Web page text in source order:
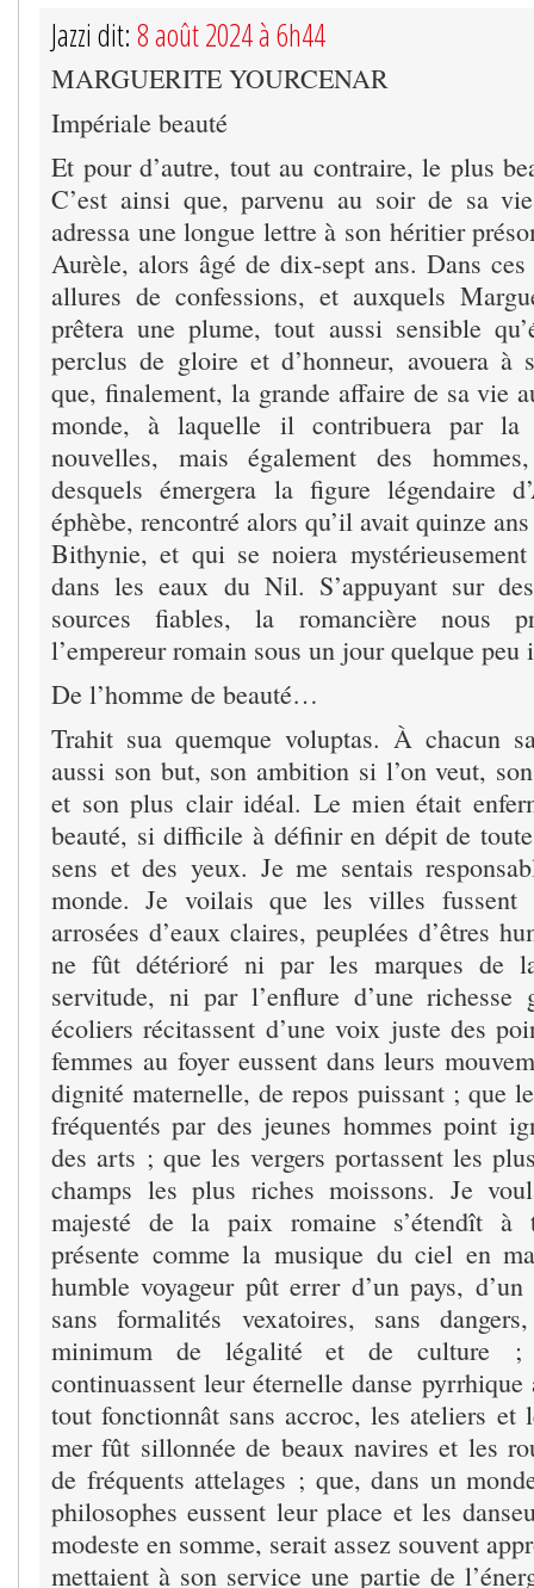
Jazzi dit: 8 août 2024 à 6h44
MARGUERITE YOURCENAR
Impériale beauté
Et pour d’autre, tout au contraire, le plus
C’est ainsi que, parvenu au soir de sa
adressa une longue lettre à son héritier
Aurèle, alors âgé de dix-sept ans. Dans
allures de confessions, et auxquels
prêtera une plume, tout aussi sensible
perclus de gloire et d’honneur, avouera à
que, finalement, la grande affaire de sa vie
monde, à laquelle il contribuera par
nouvelles, mais également des
desquels émergera la figure légendaire
éphèbe, rencontré alors qu’il avait quinze
Bithynie, et qui se noiera
dans les eaux du Nil. S’appuyant sur
sources fiables, la romancière nous
l’empereur romain sous un jour quelque peu
De l’homme de beauté…
Trahit sua quemque voluptas. À chacun
aussi son but, son ambition si l’on veut,
et son plus clair idéal. Le mien était
beauté, si difficile à définir en dépit de
sens et des yeux. Je me sentais
monde. Je voilais que les villes fussent
arrosées d’eaux claires, peuplées d’êtres
ne fût détérioré ni par les marques de
servitude, ni par l’enflure d’une
écoliers récitassent d’une voix juste des
femmes au foyer eussent dans leurs
dignité maternelle, de repos puissant ; que
fréquentés par des jeunes hommes point
des arts ; que les vergers portassent les
champs les plus riches moissons. Je
majesté de la paix romaine s’étendît à
présente comme la musique du ciel en
humble voyageur pût errer d’un pays,
sans formalités vexatoires, sans
minimum de légalité et de culture ;
continuassent leur éternelle danse
tout fonctionnât sans accroc, les ateliers et
mer fût sillonnée de beaux navires et les
de fréquents attelages ; que, dans un
philosophes eussent leur place et les
modeste en somme, serait assez souvent
mettaient à son service une partie de